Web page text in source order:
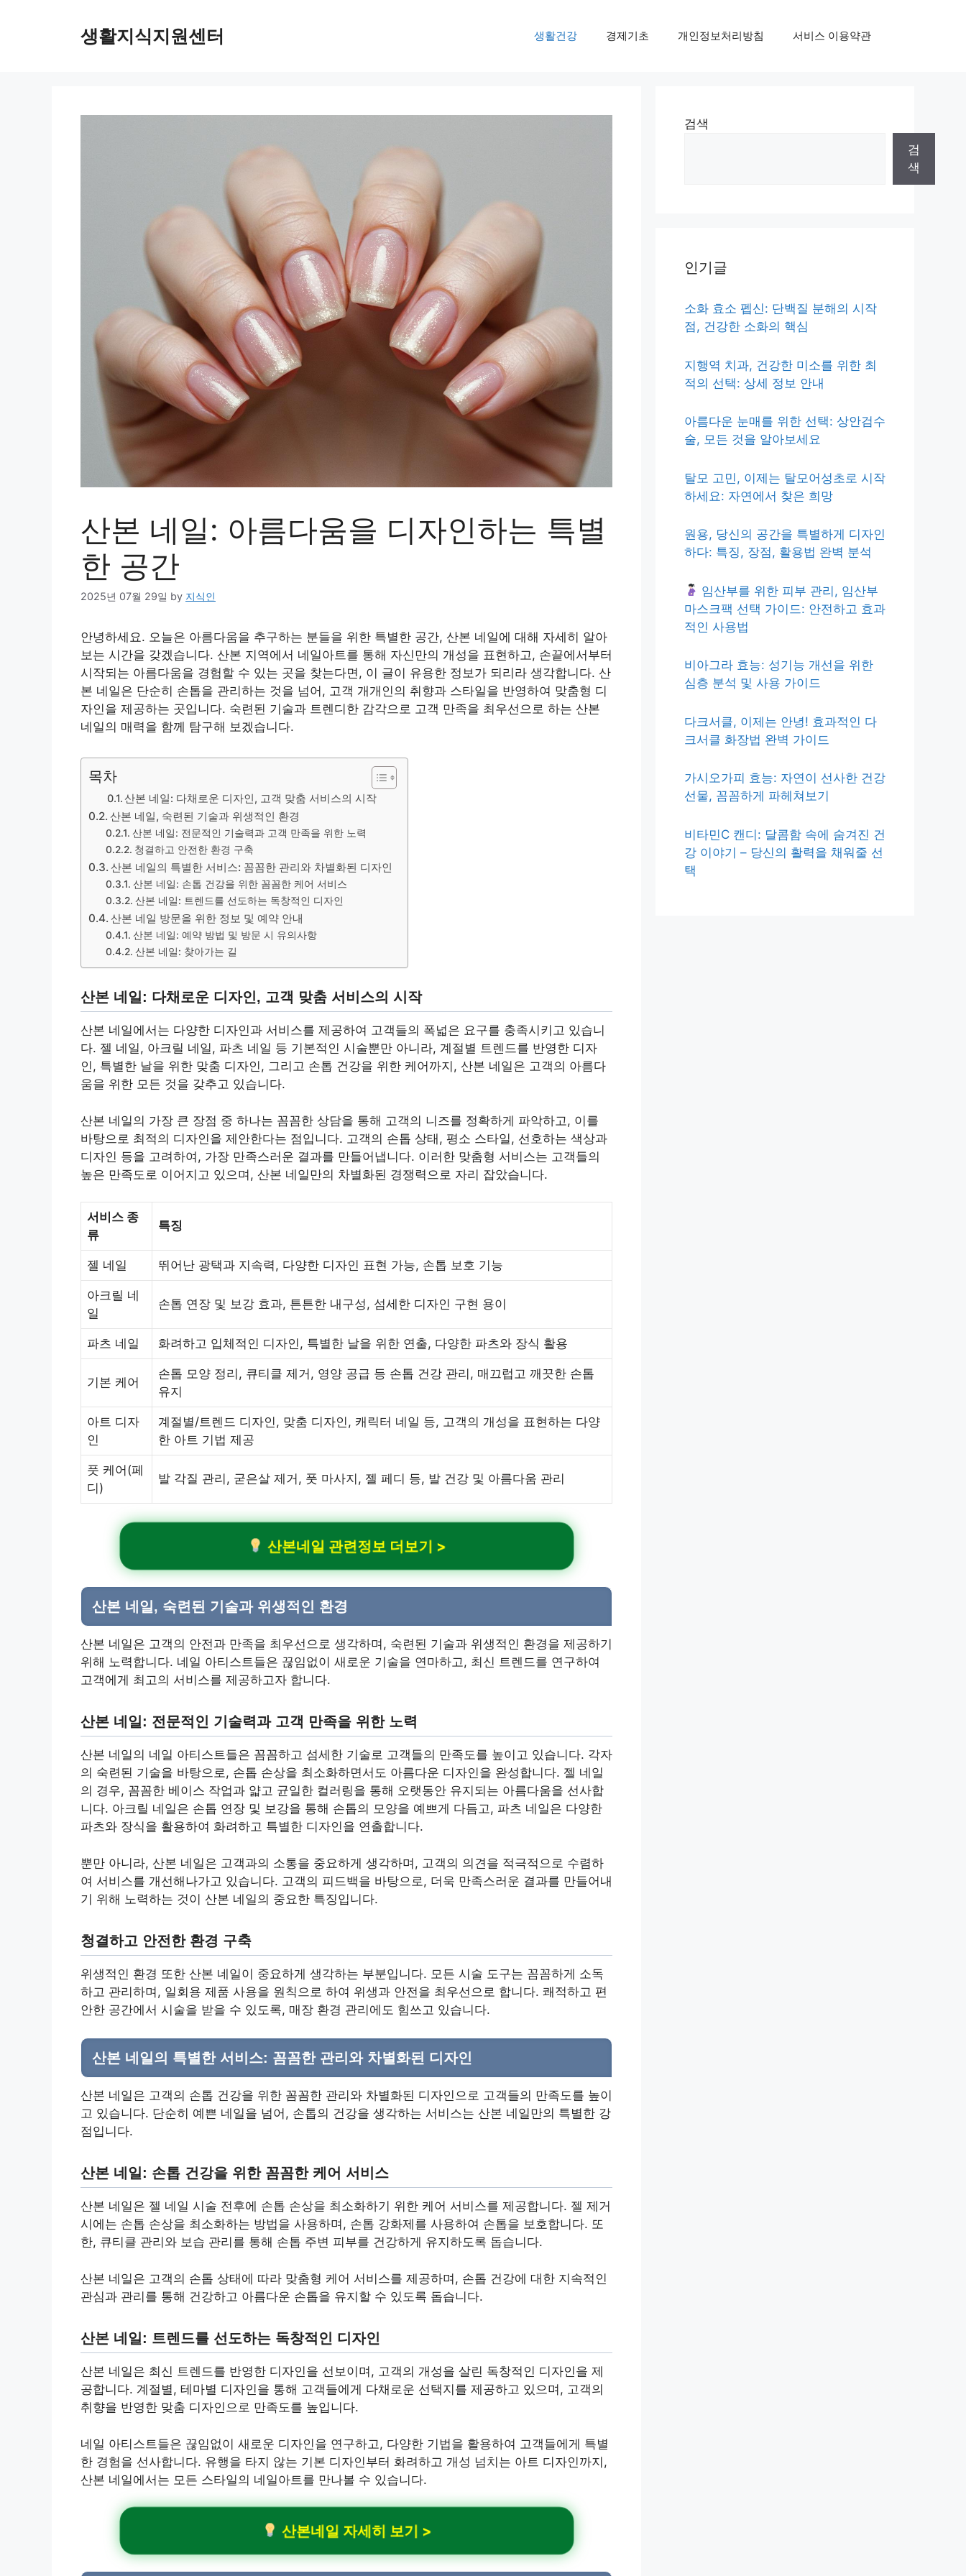
생활지식지원센터 생활건강 경제기초 개인정보처리방침 서비스 이용약관
산본 네일: 아름다움을 디자인하는 특별
한 공간
2025년 07월 29일 by 지식인
안녕하세요. 오늘은 아름다움을 추구하는 분들을 위한 특별한 공간, 산본 네일에 대해 자세히 알아
보는 시간을 갖겠습니다. 산본 지역에서 네일아트를 통해 자신만의 개성을 표현하고, 손끝에서부터
시작되는 아름다움을 경험할 수 있는 곳을 찾는다면, 이 글이 유용한 정보가 되리라 생각합니다. 산
본 네일은 단순히 손톱을 관리하는 것을 넘어, 고객 개개인의 취향과 스타일을 반영하여 맞춤형 디
자인을 제공하는 곳입니다. 숙련된 기술과 트렌디한 감각으로 고객 만족을 최우선으로 하는 산본
네일의 매력을 함께 탐구해 보겠습니다.
목차
산본 네일: 다채로운 디자인, 고객 맞춤 서비스의 시작
산본 네일, 숙련된 기술과 위생적인 환경
산본 네일: 전문적인 기술력과 고객 만족을 위한 노력
청결하고 안전한 환경 구축
산본 네일의 특별한 서비스: 꼼꼼한 관리와 차별화된 디자인
산본 네일: 손톱 건강을 위한 꼼꼼한 케어 서비스
산본 네일: 트렌드를 선도하는 독창적인 디자인
산본 네일 방문을 위한 정보 및 예약 안내
산본 네일: 예약 방법 및 방문 시 유의사항
산본 네일: 찾아가는 길
산본 네일: 다채로운 디자인, 고객 맞춤 서비스의 시작
산본 네일에서는 다양한 디자인과 서비스를 제공하여 고객들의 폭넓은 요구를 충족시키고 있습니
다. 젤 네일, 아크릴 네일, 파츠 네일 등 기본적인 시술뿐만 아니라, 계절별 트렌드를 반영한 디자
인, 특별한 날을 위한 맞춤 디자인, 그리고 손톱 건강을 위한 케어까지, 산본 네일은 고객의 아름다
움을 위한 모든 것을 갖추고 있습니다.
산본 네일의 가장 큰 장점 중 하나는 꼼꼼한 상담을 통해 고객의 니즈를 정확하게 파악하고, 이를
바탕으로 최적의 디자인을 제안한다는 점입니다. 고객의 손톱 상태, 평소 스타일, 선호하는 색상과
디자인 등을 고려하여, 가장 만족스러운 결과를 만들어냅니다. 이러한 맞춤형 서비스는 고객들의
높은 만족도로 이어지고 있으며, 산본 네일만의 차별화된 경쟁력으로 자리 잡았습니다.
서비스 종
류
특징
젤 네일 뛰어난 광택과 지속력, 다양한 디자인 표현 가능, 손톱 보호 기능
아크릴 네
일
손톱 연장 및 보강 효과, 튼튼한 내구성, 섬세한 디자인 구현 용이
파츠 네일 화려하고 입체적인 디자인, 특별한 날을 위한 연출, 다양한 파츠와 장식 활용
기본 케어
손톱 모양 정리, 큐티클 제거, 영양 공급 등 손톱 건강 관리, 매끄럽고 깨끗한 손톱
유지
아트 디자
인
계절별/트렌드 디자인, 맞춤 디자인, 캐릭터 네일 등, 고객의 개성을 표현하는 다양
한 아트 기법 제공
풋 케어(페
디)
발 각질 관리, 굳은살 제거, 풋 마사지, 젤 페디 등, 발 건강 및 아름다움 관리
산본네일 관련정보 더보기 >
산본 네일, 숙련된 기술과 위생적인 환경
산본 네일은 고객의 안전과 만족을 최우선으로 생각하며, 숙련된 기술과 위생적인 환경을 제공하기
위해 노력합니다. 네일 아티스트들은 끊임없이 새로운 기술을 연마하고, 최신 트렌드를 연구하여
고객에게 최고의 서비스를 제공하고자 합니다.
산본 네일: 전문적인 기술력과 고객 만족을 위한 노력
산본 네일의 네일 아티스트들은 꼼꼼하고 섬세한 기술로 고객들의 만족도를 높이고 있습니다. 각자
의 숙련된 기술을 바탕으로, 손톱 손상을 최소화하면서도 아름다운 디자인을 완성합니다. 젤 네일
의 경우, 꼼꼼한 베이스 작업과 얇고 균일한 컬러링을 통해 오랫동안 유지되는 아름다움을 선사합
니다. 아크릴 네일은 손톱 연장 및 보강을 통해 손톱의 모양을 예쁘게 다듬고, 파츠 네일은 다양한
파츠와 장식을 활용하여 화려하고 특별한 디자인을 연출합니다.
뿐만 아니라, 산본 네일은 고객과의 소통을 중요하게 생각하며, 고객의 의견을 적극적으로 수렴하
여 서비스를 개선해나가고 있습니다. 고객의 피드백을 바탕으로, 더욱 만족스러운 결과를 만들어내
기 위해 노력하는 것이 산본 네일의 중요한 특징입니다.
청결하고 안전한 환경 구축
위생적인 환경 또한 산본 네일이 중요하게 생각하는 부분입니다. 모든 시술 도구는 꼼꼼하게 소독
하고 관리하며, 일회용 제품 사용을 원칙으로 하여 위생과 안전을 최우선으로 합니다. 쾌적하고 편
안한 공간에서 시술을 받을 수 있도록, 매장 환경 관리에도 힘쓰고 있습니다.
산본 네일의 특별한 서비스: 꼼꼼한 관리와 차별화된 디자인
산본 네일은 고객의 손톱 건강을 위한 꼼꼼한 관리와 차별화된 디자인으로 고객들의 만족도를 높이
고 있습니다. 단순히 예쁜 네일을 넘어, 손톱의 건강을 생각하는 서비스는 산본 네일만의 특별한 강
점입니다.
산본 네일: 손톱 건강을 위한 꼼꼼한 케어 서비스
산본 네일은 젤 네일 시술 전후에 손톱 손상을 최소화하기 위한 케어 서비스를 제공합니다. 젤 제거
시에는 손톱 손상을 최소화하는 방법을 사용하며, 손톱 강화제를 사용하여 손톱을 보호합니다. 또
한, 큐티클 관리와 보습 관리를 통해 손톱 주변 피부를 건강하게 유지하도록 돕습니다.
산본 네일은 고객의 손톱 상태에 따라 맞춤형 케어 서비스를 제공하며, 손톱 건강에 대한 지속적인
관심과 관리를 통해 건강하고 아름다운 손톱을 유지할 수 있도록 돕습니다.
산본 네일: 트렌드를 선도하는 독창적인 디자인
산본 네일은 최신 트렌드를 반영한 디자인을 선보이며, 고객의 개성을 살린 독창적인 디자인을 제
공합니다. 계절별, 테마별 디자인을 통해 고객들에게 다채로운 선택지를 제공하고 있으며, 고객의
취향을 반영한 맞춤 디자인으로 만족도를 높입니다.
네일 아티스트들은 끊임없이 새로운 디자인을 연구하고, 다양한 기법을 활용하여 고객들에게 특별
한 경험을 선사합니다. 유행을 타지 않는 기본 디자인부터 화려하고 개성 넘치는 아트 디자인까지,
산본 네일에서는 모든 스타일의 네일아트를 만나볼 수 있습니다.
산본네일 자세히 보기 >
검색
검
색
인기글
소화 효소 펩신: 단백질 분해의 시작
점, 건강한 소화의 핵심
지행역 치과, 건강한 미소를 위한 최
적의 선택: 상세 정보 안내
아름다운 눈매를 위한 선택: 상안검수
술, 모든 것을 알아보세요
탈모 고민, 이제는 탈모어성초로 시작
하세요: 자연에서 찾은 희망
원용, 당신의 공간을 특별하게 디자인
하다: 특징, 장점, 활용법 완벽 분석
임산부를 위한 피부 관리, 임산부
마스크팩 선택 가이드: 안전하고 효과
적인 사용법
비아그라 효능: 성기능 개선을 위한
심층 분석 및 사용 가이드
다크서클, 이제는 안녕! 효과적인 다
크서클 화장법 완벽 가이드
가시오가피 효능: 자연이 선사한 건강
선물, 꼼꼼하게 파헤쳐보기
비타민C 캔디: 달콤함 속에 숨겨진 건
강 이야기 – 당신의 활력을 채워줄 선
택